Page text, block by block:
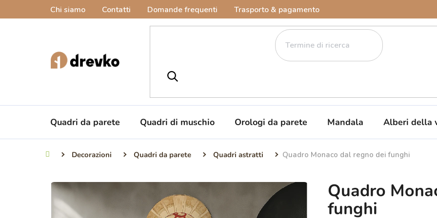
Chi siamo Contatti Domande frequenti Trasporto & pagamento
Quadri da parete Quadri di muschio Orologi da parete Mandala Alberi della
Casa Decorazioni Quadri da parete Quadri astratti Quadro Monaco dal regno dei funghi
Quadro
funghi